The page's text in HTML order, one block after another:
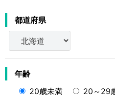
都道府県
年齢
20歳未満
20～29